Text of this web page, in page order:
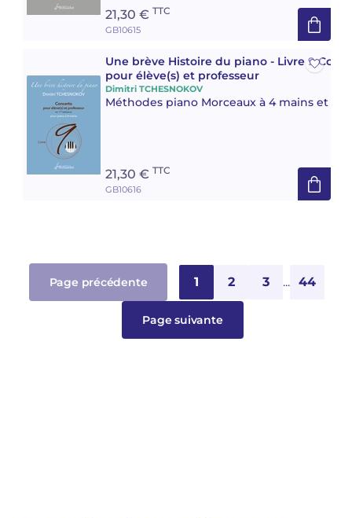
21,30 € TTC
GB10615
Une brève Histoire du piano - Livre 9
pour élève(s) et professeur
Dimitri TCHESNOKOV
Méthodes piano Morceaux à 4 mains et 6
21,30 € TTC
GB10616
Page précédente 1 2 3 ... 44
Page suivante